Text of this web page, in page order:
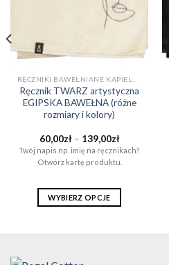
Ręcznik TWARZ artystyczna
EGIPSKA BAWEŁNA (różne
rozmiary i kolory)
60,00zł – 139,00złZakres
cen:
od
60,00zł
Twój napis np. imię na ręcznikach?
Otwórz kartę produktu.
WYBIERZ OPCJE